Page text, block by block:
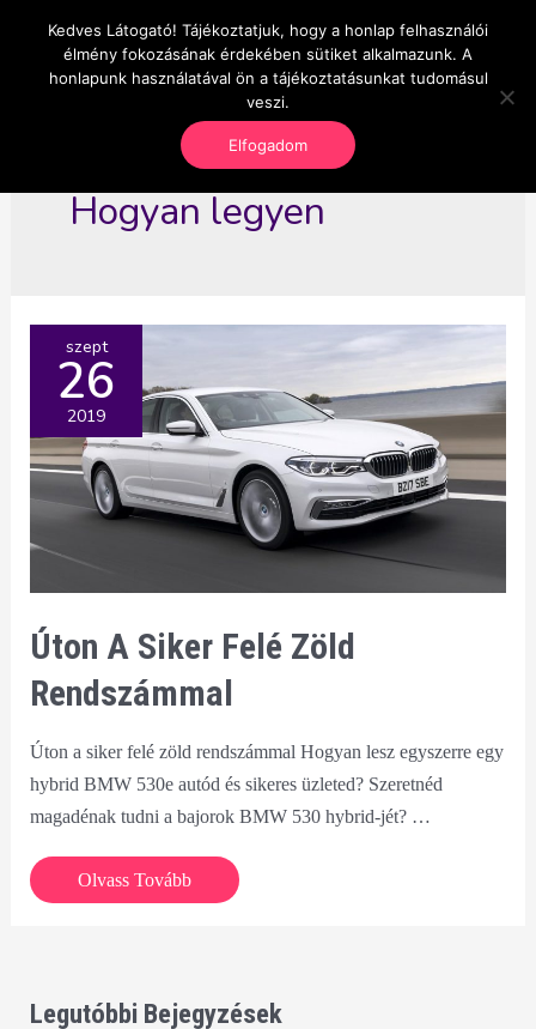
content
OnlineSeedsMan
Üzlet és szabadság
Main
Hogyan legyen
szept
26
2019
Úton A Siker Felé Zöld
Rendszámmal
Úton a siker felé zöld rendszámmal Hogyan lesz egyszerre egy
hybrid BMW 530e autód és sikeres üzleted? Szeretnéd
magadénak tudni a bajorok BMW 530 hybrid-jét? …
Úton
zöld
Olvass Tovább
Legutóbbi Bejegyzések
Kedves Látogató! Tájékoztatjuk, hogy a honlap felhasználói
élmény fokozásának érdekében sütiket alkalmazunk. A
honlapunk használatával ön a tájékoztatásunkat tudomásul
veszi.
Elfogadom